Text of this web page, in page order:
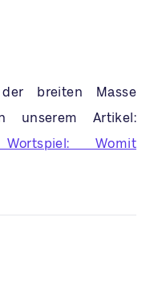
breiten Masse
unserem Artikel:
Wortspiel: Womit